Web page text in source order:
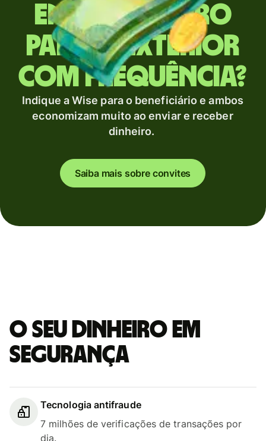
Envia dinheiro
para o exterior
com frequência?
Indique a Wise para o beneficiário e ambos
economizam muito ao enviar e receber
dinheiro.
Saiba mais sobre convites
O seu dinheiro em
segurança
Tecnologia antifraude
7 milhões de verificações de transações por
dia.